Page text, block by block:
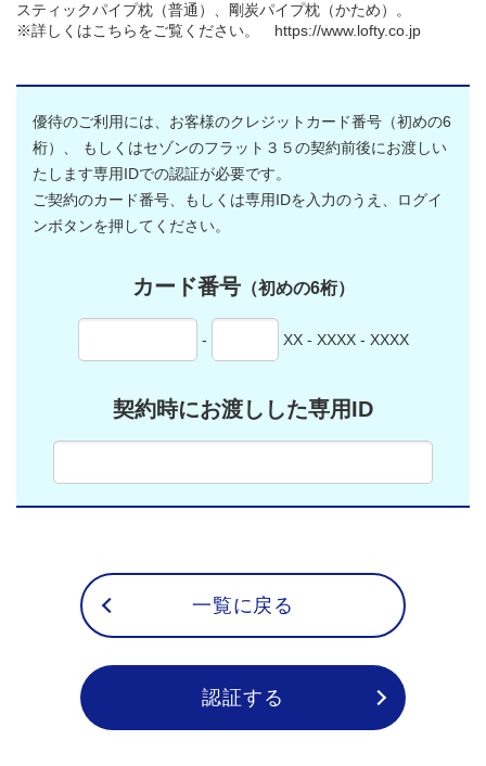
スティックパイプ枕（普通）、剛炭パイプ枕（かため）。
※詳しくはこちらをご覧ください。 https://www.lofty.co.jp
優待のご利用には、お客様のクレジットカード番号（初めの6
桁）、
もしくはセゾンのフラット３５の契約前後にお渡しい
たします専用IDでの認証が必要です。
ご契約のカード番号、もしくは専用IDを入力のうえ、ログイ
ンボタンを押してください。
カード番号（初めの6桁）
- XX - XXXX - XXXX
契約時にお渡しした専用ID
一覧に戻る
認証する